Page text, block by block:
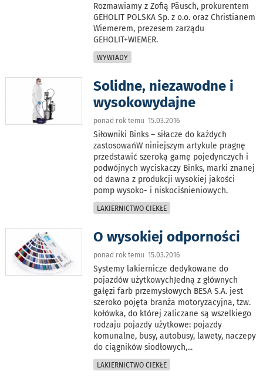
Rozmawiamy z Zofią Päusch, prokurentem
GEHOLIT POLSKA Sp. z o.o. oraz Christianem
Wiemerem, prezesem zarządu
GEHOLIT+WIEMER.
WYWIADY
Solidne, niezawodne i
wysokowydajne
ponad rok temu 15.03.2016
Siłowniki Binks – siłacze do każdych
zastosowańW niniejszym artykule pragnę
przedstawić szeroką gamę pojedynczych i
podwójnych wyciskaczy Binks, marki znanej
od dawna z produkcji wysokiej jakości
pomp wysoko- i niskociśnieniowych.
LAKIERNICTWO CIEKŁE
O wysokiej odporności
ponad rok temu 15.03.2016
Systemy lakiernicze dedykowane do
pojazdów użytkowychJedną z głównych
gałęzi farb przemysłowych BESA S.A. jest
szeroko pojęta branża motoryzacyjna, tzw.
kołówka, do której zaliczane są wszelkiego
rodzaju pojazdy użytkowe: pojazdy
komunalne, busy, autobusy, lawety, naczepy
do ciągników siodłowych,...
LAKIERNICTWO CIEKŁE